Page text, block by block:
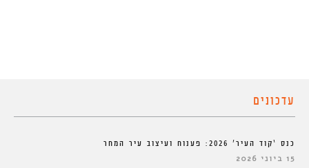
עדכונים
כנס ‘קוד העיר’ 2026: פענוח ועיצוב עיר המחר
15 ביוני 2026